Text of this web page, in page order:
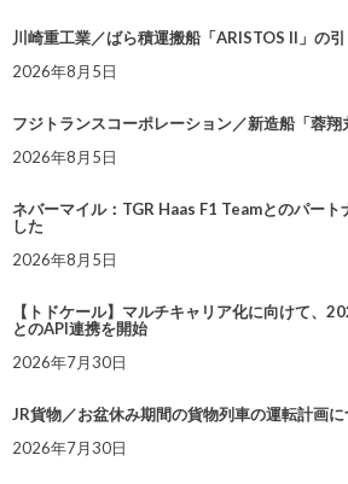
川崎重工業／ばら積運搬船「ARISTOS II」の
2026年8月5日
フジトランスコーポレーション／新造船「蓉翔
2026年8月5日
ネバーマイル：TGR Haas F1 Teamとのパート
した
2026年8月5日
【トドケール】マルチキャリア化に向けて、
とのAPI連携を開始
2026年7月30日
JR貨物／お盆休み期間の貨物列車の運転計画に
2026年7月30日